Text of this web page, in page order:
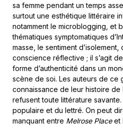
sa femme pendant un temps
surtout une esthétique littéraire
notamment le microblogging, et
thématiques symptomatiques
masse, le sentiment
conscience réflective ; il s’agit
forme d’authenticité dans un
scène de soi. Les auteurs de ce
connaissance de leur histoire de
refusent toute littérature savante.
populaire et du lettré. On peut
manquant entre Melrose Placeet